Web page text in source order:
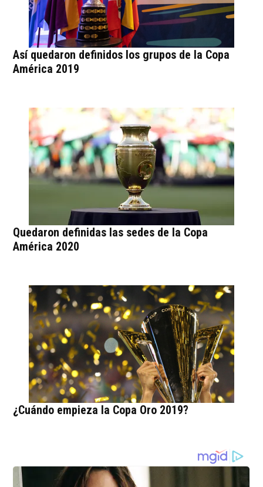
Así quedaron definidos los grupos de la Copa
América 2019
Quedaron definidas las sedes de la Copa
América 2020
¿Cuándo empieza la Copa Oro 2019?